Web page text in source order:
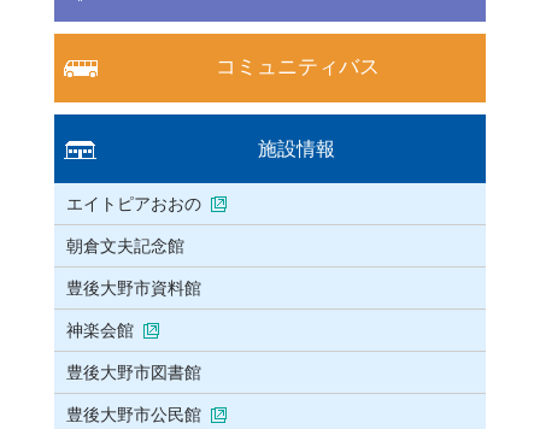
コミュニティバス
施設情報
エイトピアおおの
朝倉文夫記念館
豊後大野市資料館
神楽会館
豊後大野市図書館
豊後大野市公民館